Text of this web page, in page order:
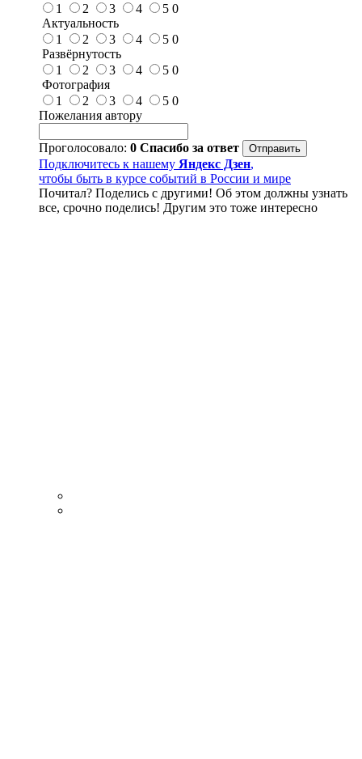
1
2 3 4 5 0
Актуальность
1
2 3 4 5 0
Развёрнутость
1
2 3 4 5 0
Фотография
1
2 3 4 5 0
Пожелания автору
Проголосовало: 0 Спасибо за ответ
Подключитесь к нашему Яндекс Дзен,
чтобы быть в курсе событий в России и мире
Почитал? Поделись с другими! Об этом должны узнать
все, срочно поделись! Другим это тоже интересно